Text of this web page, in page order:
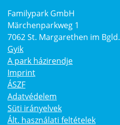
Familypark GmbH
Märchenparkweg 1
7062 St. Margarethen im Bgld.
Gyik
A park házirendje
Imprint
ÁSZF
Adatvédelem
Süti irányelvek
Ált. használati feltételek